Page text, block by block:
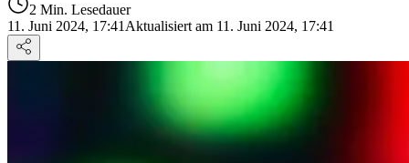
2 Min. Lesedauer
11. Juni 2024, 17:41 Aktualisiert am 11. Juni 2024, 17:41